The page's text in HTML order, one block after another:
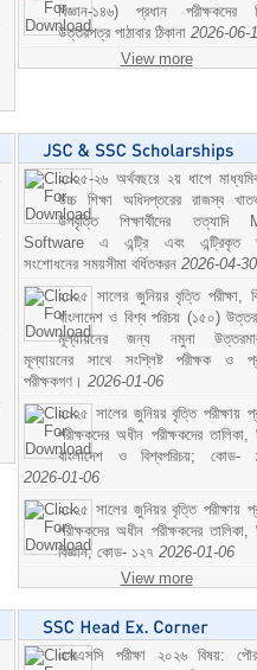
বিজ্ঞান-১৪৬) প্রধান পরীক্ষকদের
উত্তরপত্র পাঠাবার ঠিকানা 2026-06-
View more
২০২৫-২৬ অর্থবছরে ২য় ধাপে
উচ্চ শিক্ষা অধিদপ্তরের রাজস্ব
উপবৃত্তি শিক্ষার্থীদের তত্যাদি
Software এ এন্ট্রি এবং এন্ট্রিকৃত
সংশোধনের সময়সীমা বর্ধিতকরন 2026-04-30
২০২৫ সালের জুনিয়র বৃত্তি পরীক্ষা,
বাংলাদেশ ও বিশ্ব পরিচয় (১৫০)
মূল্যায়নের জন্য নমুনা
মূল্যায়নের সাথে সংশ্লিষ্ট পরীক্ষক ও
পরীক্ষকগণ। 2026-01-06
২০২৫ সালের জুনিয়র বৃত্তি পরীক্ষায়
পরীক্ষকদের অধীন পরীক্ষকদের তালিকা,
বাংলাদেশ ও বিশ্বপরিচয়; কোড-
2026-01-06
২০২৫ সালের জুনিয়র বৃত্তি পরীক্ষায়
পরীক্ষকদের অধীন পরীক্ষকদের তালিকা,
বিজ্ঞান; কোড- ১২৭ 2026-01-06
View more
এসএসসি পরীক্ষা ২০২৬ বিষয়: